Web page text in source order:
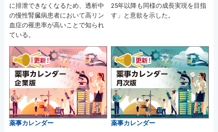
に排泄できなくなるため、透析中
の慢性腎臓病患者において高リン
血症の罹患率が高いことで知られ
ている。
25年以降も同様の成長実現を目指
す」と意欲を示した。
薬事カレンダー
薬事カレンダー